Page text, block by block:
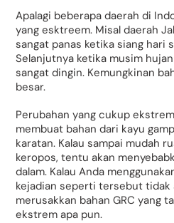
Apalagi beberapa daerah di
yang esktreem. Misal daerah
sangat panas ketika siang hari
Selanjutnya ketika musim
sangat dingin. Kemungkinan
besar.
Perubahan yang cukup
membuat bahan dari kayu
karatan. Kalau sampai mudah
keropos, tentu akan
dalam. Kalau Anda
kejadian seperti tersebut tidak
merusakkan bahan GRC yang
ekstrem apa pun.